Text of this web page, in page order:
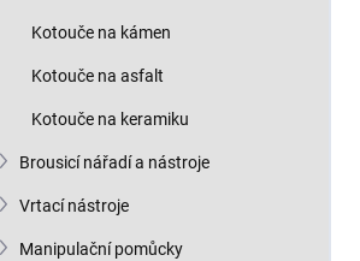
Kotouče na kámen
Kotouče na asfalt
Kotouče na keramiku
Brousicí nářadí a nástroje
Vrtací nástroje
Manipulační pomůcky